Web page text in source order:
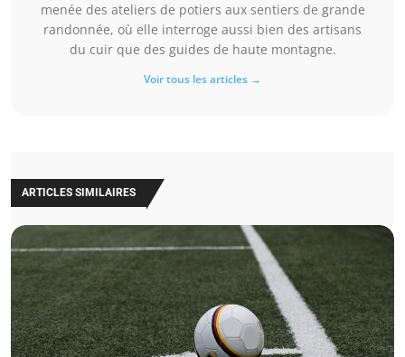
menée des ateliers de potiers aux sentiers de grande
randonnée, où elle interroge aussi bien des artisans
du cuir que des guides de haute montagne.
Voir tous les articles →
ARTICLES SIMILAIRES